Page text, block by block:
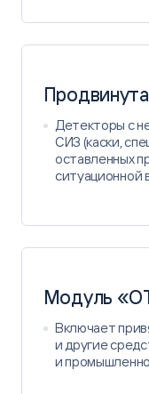
Детекторы с
СИЗ (каски,
оставленных
ситуационной
Модуль
Включает
и другие
и